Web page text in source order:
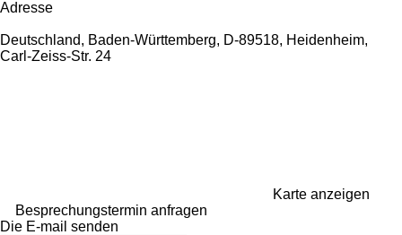
Adresse
Deutschland, Baden-Württemberg, D-89518, Heidenheim,
Carl-Zeiss-Str. 24
Karte anzeigen
Besprechungstermin anfragen
Die E-mail senden